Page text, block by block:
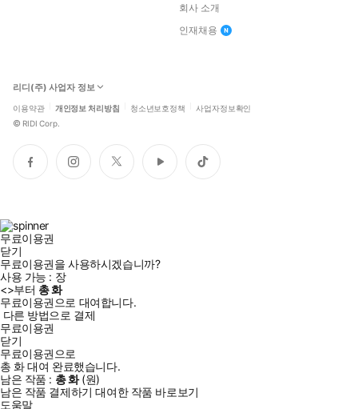
회사 소개
인재채용
리디(주) 사업자 정보
이용약관 개인정보 처리방침 청소년보호정책 사업자정보확인
© RIDI Corp.
페
이
인
스
트
위
유
튜
틱
톡
무료이용권
닫기
무료이용권을 사용하시겠습니까?
사용 가능 : 장
<>부터 총화
무료이용권으로 대여합니다.
다른 방법으로 결제
무료이용권
닫기
무료이용권으로
총 화대여 완료했습니다.
남은 작품 : 총화(원)
남은 작품 결제하기 대여한 작품 바로보기
도움말